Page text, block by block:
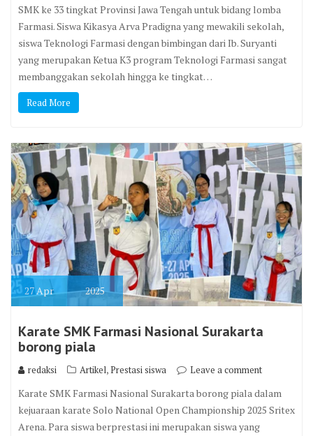
SMK ke 33 tingkat Provinsi Jawa Tengah untuk bidang lomba
Farmasi. Siswa Kikasya Arva Pradigna yang mewakili sekolah,
siswa Teknologi Farmasi dengan bimbingan dari Ib. Suryanti
yang merupakan Ketua K3 program Teknologi Farmasi sangat
membanggakan sekolah hingga ke tingkat…
Read More
27Apr 2025
Karate SMK Farmasi Nasional Surakarta
borong piala
redaksi Artikel,Prestasi siswa Leave a comment
Karate SMK Farmasi Nasional Surakarta borong piala dalam
kejuaraan karate Solo National Open Championship 2025 Sritex
Arena. Para siswa berprestasi ini merupakan siswa yang